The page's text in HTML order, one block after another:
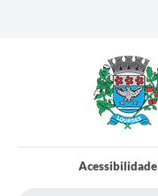
Acessibilidade